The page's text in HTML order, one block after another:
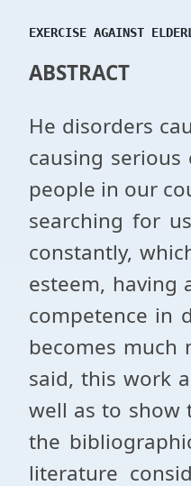
EXERCISE AGAINST
ABSTRACT
He disorders
causing
people in our
searching for
constantly,
esteem,
competence in
becomes
said, this work
well as to show
the
literature